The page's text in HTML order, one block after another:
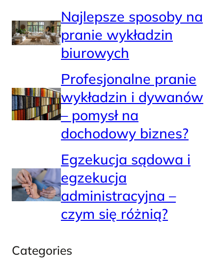
Najlepsze sposoby na
pranie wykładzin
biurowych
Profesjonalne pranie
wykładzin i dywanów
– pomysł na
dochodowy biznes?
Egzekucja sądowa i
egzekucja
administracyjna –
czym się różnią?
Categories